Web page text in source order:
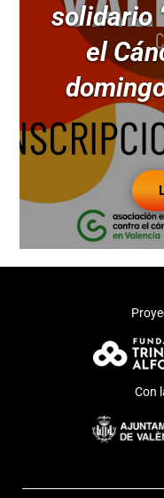
solidario
el
Con